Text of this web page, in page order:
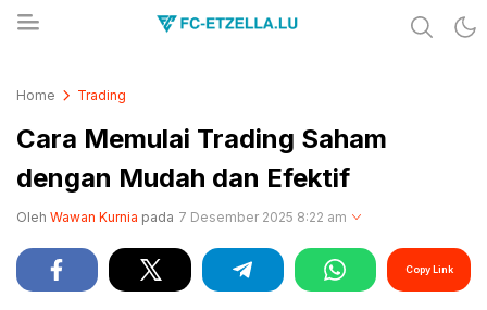
Home Trading
Cara Memulai Trading Saham
dengan Mudah dan Efektif
Oleh Wawan Kurnia pada 7 Desember 2025 8:22 am
Copy Link